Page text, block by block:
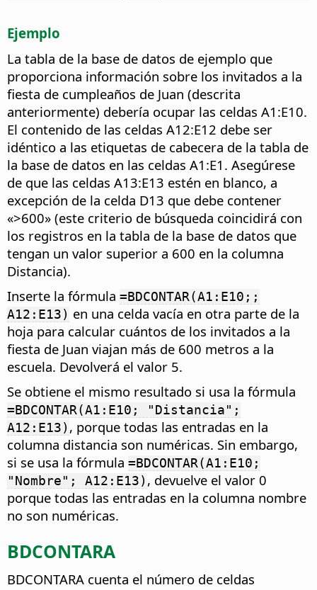
Ejemplo
La tabla de la base de datos de ejemplo que
proporciona información sobre los invitados a la
fiesta de cumpleaños de Juan (descrita
anteriormente) debería ocupar las celdas A1:E10.
El contenido de las celdas A12:E12 debe ser
idéntico a las etiquetas de cabecera de la tabla de
la base de datos en las celdas A1:E1. Asegúrese
de que las celdas A13:E13 estén en blanco, a
excepción de la celda D13 que debe contener
«>600» (este criterio de búsqueda coincidirá con
los registros en la tabla de la base de datos que
tengan un valor superior a 600 en la columna
Distancia).
Inserte la fórmula =BDCONTAR(A1:E10;;
A12:E13) en una celda vacía en otra parte de la
hoja para calcular cuántos de los invitados a la
fiesta de Juan viajan más de 600 metros a la
escuela. Devolverá el valor 5.
Se obtiene el mismo resultado si usa la fórmula
=BDCONTAR(A1:E10; "Distancia";
A12:E13) , porque todas las entradas en la
columna distancia son numéricas. Sin embargo,
si se usa la fórmula =BDCONTAR(A1:E10;
"Nombre"; A12:E13) , devuelve el valor 0
porque todas las entradas en la columna nombre
no son numéricas.
BDCONTARA
BDCONTARA cuenta el número de celdas